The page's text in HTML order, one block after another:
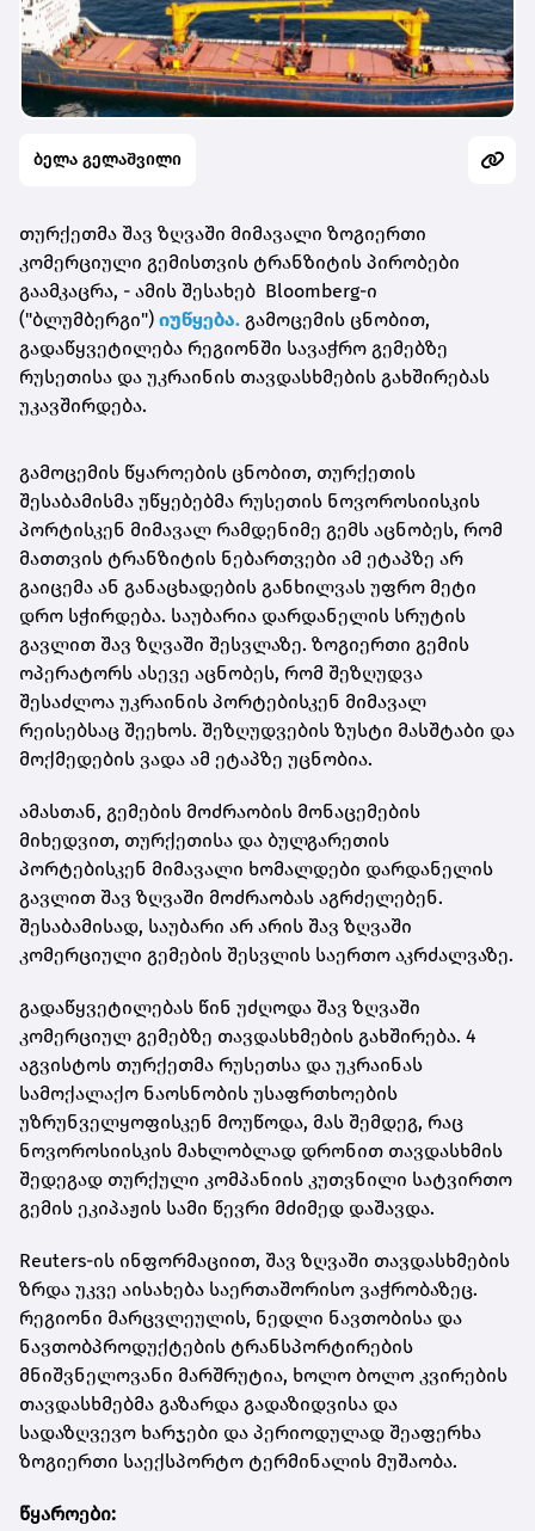
ბელა გელაშვილი
თურქეთმა შავ ზღვაში მიმავალი ზოგიერთი
კომერციული გემისთვის ტრანზიტის პირობები
გაამკაცრა, - ამის შესახებ Bloomberg-ი
("ბლუმბერგი") იუწყება. გამოცემის ცნობით,
გადაწყვეტილება რეგიონში სავაჭრო გემებზე
რუსეთისა და უკრაინის თავდასხმების გახშირებას
უკავშირდება.
გამოცემის წყაროების ცნობით, თურქეთის
შესაბამისმა უწყებებმა რუსეთის ნოვოროსიისკის
პორტისკენ მიმავალ რამდენიმე გემს აცნობეს, რომ
მათთვის ტრანზიტის ნებართვები ამ ეტაპზე არ
გაიცემა ან განაცხადების განხილვას უფრო მეტი
დრო სჭირდება. საუბარია დარდანელის სრუტის
გავლით შავ ზღვაში შესვლაზე. ზოგიერთი გემის
ოპერატორს ასევე აცნობეს, რომ შეზღუდვა
შესაძლოა უკრაინის პორტებისკენ მიმავალ
რეისებსაც შეეხოს. შეზღუდვების ზუსტი მასშტაბი და
მოქმედების ვადა ამ ეტაპზე უცნობია.
ამასთან, გემების მოძრაობის მონაცემების
მიხედვით, თურქეთისა და ბულგარეთის
პორტებისკენ მიმავალი ხომალდები დარდანელის
გავლით შავ ზღვაში მოძრაობას აგრძელებენ.
შესაბამისად, საუბარი არ არის შავ ზღვაში
კომერციული გემების შესვლის საერთო აკრძალვაზე.
გადაწყვეტილებას წინ უძღოდა შავ ზღვაში
კომერციულ გემებზე თავდასხმების გახშირება. 4
აგვისტოს თურქეთმა რუსეთსა და უკრაინას
სამოქალაქო ნაოსნობის უსაფრთხოების
უზრუნველყოფისკენ მოუწოდა, მას შემდეგ, რაც
ნოვოროსიისკის მახლობლად დრონით თავდასხმის
შედეგად თურქული კომპანიის კუთვნილი სატვირთო
გემის ეკიპაჟის სამი წევრი მძიმედ დაშავდა.
Reuters-ის ინფორმაციით, შავ ზღვაში თავდასხმების
ზრდა უკვე აისახება საერთაშორისო ვაჭრობაზეც.
რეგიონი მარცვლეულის, ნედლი ნავთობისა და
ნავთობპროდუქტების ტრანსპორტირების
მნიშვნელოვანი მარშრუტია, ხოლო ბოლო კვირების
თავდასხმებმა გაზარდა გადაზიდვისა და
სადაზღვევო ხარჯები და პერიოდულად შეაფერხა
ზოგიერთი საექსპორტო ტერმინალის მუშაობა.
წყაროები: